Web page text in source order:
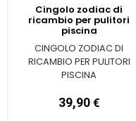
Cingolo zodiac di
ricambio per pulitori
piscina
CINGOLO ZODIAC DI
RICAMBIO PER PULITORI
PISCINA
39,90 €